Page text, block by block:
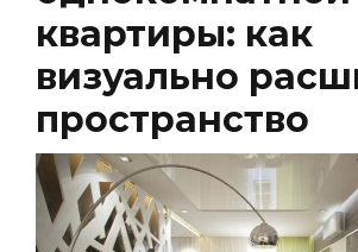
квартиры: как
визуально
пространство